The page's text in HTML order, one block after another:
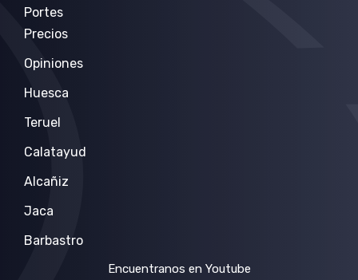
Portes
Precios
Opiniones
Huesca
Teruel
Calatayud
Alcañiz
Jaca
Barbastro
Encuentranos en Youtube